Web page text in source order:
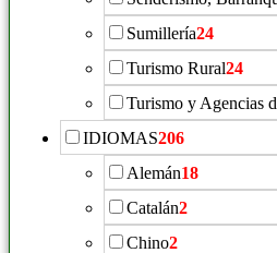
Sumillería24
Turismo Rural24
Turismo y Agencias
IDIOMAS206
Alemán18
Catalán2
Chino2